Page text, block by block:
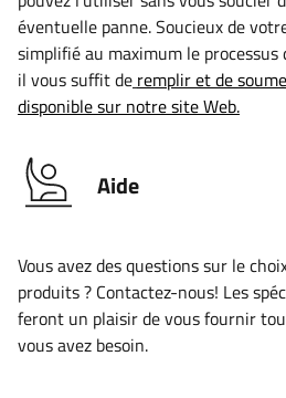
éventuelle panne. Soucieux de
simplifié au maximum le
il vous suffit de remplir et de
disponible sur notre site Web.
Aide
Vous avez des questions sur le
produits ? Contactez-nous! Les
feront un plaisir de vous fournir
vous avez besoin.